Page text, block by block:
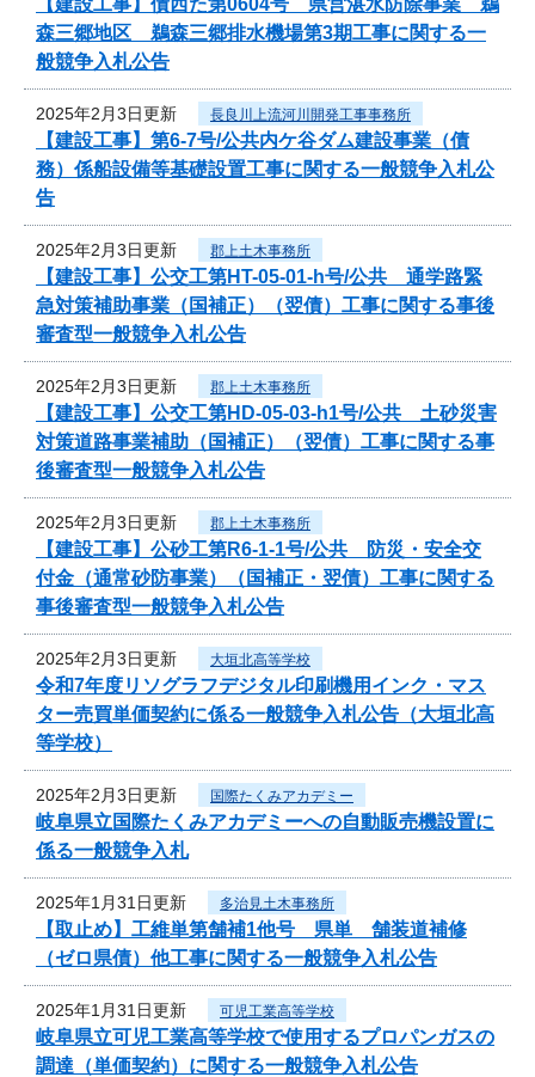
森三郷地区 鵜森三郷排水機場第3期工事に関する一
般競争入札公告
2025年2月3日更新 長良川上流河川開発工事事務所
【建設工事】第6-7号/公共内ケ谷ダム建設事業（債
務）係船設備等基礎設置工事に関する一般競争入札公
告
2025年2月3日更新 郡上土木事務所
【建設工事】公交工第HT-05-01-h号/公共 通学路緊
急対策補助事業（国補正）（翌債）工事に関する事後
審査型一般競争入札公告
2025年2月3日更新 郡上土木事務所
【建設工事】公交工第HD-05-03-h1号/公共 土砂災害
対策道路事業補助（国補正）（翌債）工事に関する事
後審査型一般競争入札公告
2025年2月3日更新 郡上土木事務所
【建設工事】公砂工第R6-1-1号/公共 防災・安全交
付金（通常砂防事業）（国補正・翌債）工事に関する
事後審査型一般競争入札公告
2025年2月3日更新 大垣北高等学校
令和7年度リソグラフデジタル印刷機用インク・マス
ター売買単価契約に係る一般競争入札公告（大垣北高
等学校）
2025年2月3日更新 国際たくみアカデミー
岐阜県立国際たくみアカデミーへの自動販売機設置に
係る一般競争入札
2025年1月31日更新 多治見土木事務所
【取止め】工維単第舗補1他号 県単 舗装道補修
（ゼロ県債）他工事に関する一般競争入札公告
2025年1月31日更新 可児工業高等学校
岐阜県立可児工業高等学校で使用するプロパンガスの
調達（単価契約）に関する一般競争入札公告